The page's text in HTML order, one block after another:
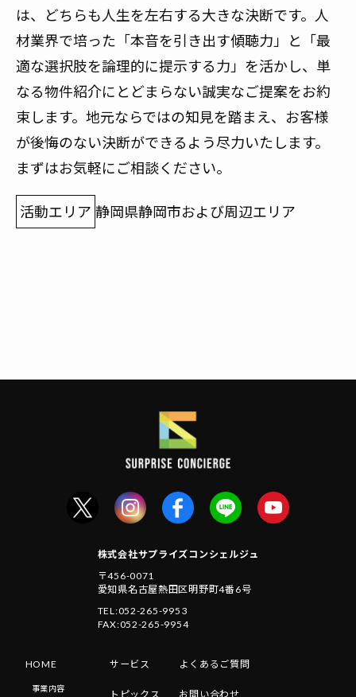
は、どちらも人生を左右する大きな決断です。人
材業界で培った「本音を引き出す傾聴力」と「最
適な選択肢を論理的に提示する力」を活かし、単
なる物件紹介にとどまらない誠実なご提案をお約
束します。地元ならではの知見を踏まえ、お客様
が後悔のない決断ができるよう尽力いたします。
まずはお気軽にご相談ください。
活動エリア 静岡県静岡市および周辺エリア
株式会社サプライズコンシェルジュ
〒456-0071
愛知県名古屋熱田区明野町4番6号
TEL:052-265-9953
FAX:052-265-9954
HOME
事業内容
サービス
トピックス
よくあるご質問
お問い合わせ